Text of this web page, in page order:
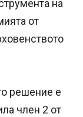
на
от
решение е
член 2 от